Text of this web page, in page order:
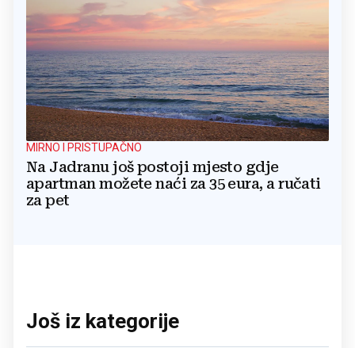
MIRNO I PRISTUPAČNO
Na Jadranu još postoji mjesto gdje
apartman možete naći za 35 eura, a ručati
za pet
Još iz kategorije